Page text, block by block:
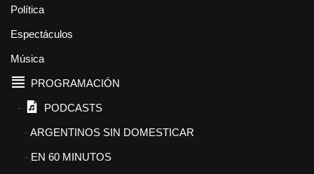
Política
Espectáculos
Música
PROGRAMACIÓN
PODCASTS
ARGENTINOS SIN DOMESTICAR
EN 60 MINUTOS